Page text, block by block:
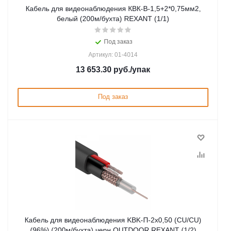
Кабель для видеонаблюдения КВК-В-1,5+2*0,75мм2,
белый (200м/бухта) REXANT (1/1)
Под заказ
Артикул: 01-4014
13 653.30 руб./упак
Под заказ
Кабель для видеонаблюдения KBK-П-2x0,50 (CU/CU)